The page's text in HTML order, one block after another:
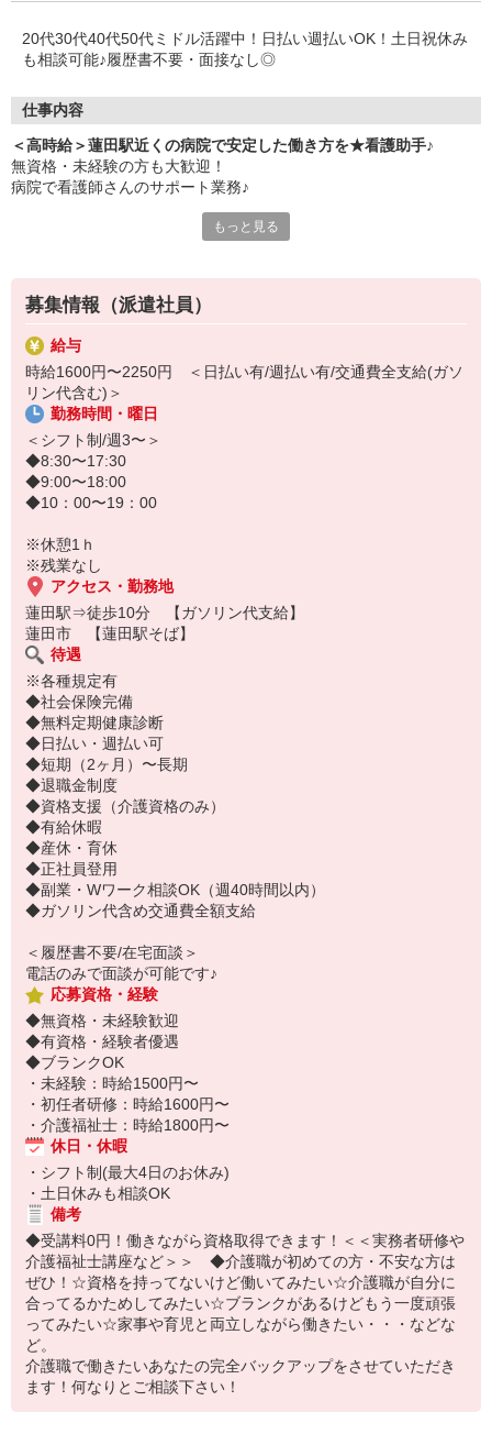
20代30代40代50代ミドル活躍中！日払い週払いOK！土日祝休み
も相談可能♪履歴書不要・面接なし◎
仕事内容
＜高時給＞蓮田駅近くの病院で安定した働き方を★看護助手♪
無資格・未経験の方も大歓迎！
病院で看護師さんのサポート業務♪
・患者さんに合わせた生活介助
・医療器具の片づけや消毒 など
※サポートがメインのため医療行為なし
医療現場では研修制度が充実しているため
1つ1つの業務をしっかり身につけられ、
安定して長く働くことができます☆
まずはお気軽にご応募ください♪
もっと見る
募集情報（派遣社員）
給与
時給1600円〜2250円 ＜日払い有/週払い有/交通費全支給(ガソ
リン代含む)＞
勤務時間・曜日
＜シフト制/週3〜＞
◆8:30〜17:30
◆9:00〜18:00
◆10：00〜19：00
※休憩1ｈ
※残業なし
アクセス・勤務地
蓮田駅⇒徒歩10分 【ガソリン代支給】
蓮田市 【蓮田駅そば】
待遇
※各種規定有
◆社会保険完備
◆無料定期健康診断
◆日払い・週払い可
◆短期（2ヶ月）〜長期
◆退職金制度
◆資格支援（介護資格のみ）
◆有給休暇
◆産休・育休
◆正社員登用
◆副業・Wワーク相談OK（週40時間以内）
◆ガソリン代含め交通費全額支給
＜履歴書不要/在宅面談＞
電話のみで面談が可能です♪
応募資格・経験
◆無資格・未経験歓迎
◆有資格・経験者優遇
◆ブランクOK
・未経験：時給1500円〜
・初任者研修：時給1600円〜
・介護福祉士：時給1800円〜
休日・休暇
・シフト制(最大4日のお休み)
・土日休みも相談OK
備考
◆受講料0円！働きながら資格取得できます！＜＜実務者研修や
介護福祉士講座など＞＞ ◆介護職が初めての方・不安な方は
ぜひ！☆資格を持ってないけど働いてみたい☆介護職が自分に
合ってるかためしてみたい☆ブランクがあるけどもう一度頑張
ってみたい☆家事や育児と両立しながら働きたい・・・などな
ど。
介護職で働きたいあなたの完全バックアップをさせていただき
ます！何なりとご相談下さい！